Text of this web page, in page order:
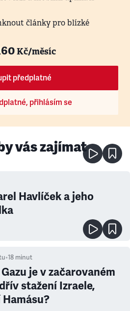
články pro blízké
Kč/měsíc
předplatné
přihlásím se
vás zajímat
Havlíček a jeho
•18 minut
je v začarovaném
stažení Izraele,